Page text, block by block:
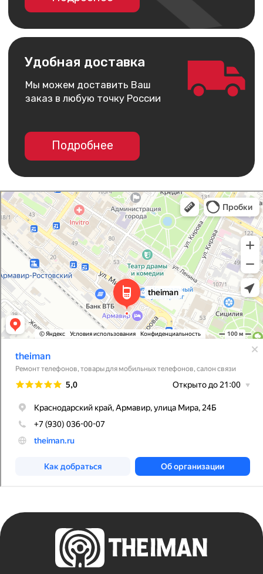
I Man
Салон связи в Армавире
Товары для мобильных телефонов в Армавире
Каталог Покупателям
У Вас остались вопросы?
Напишите нам и мы
обязательно поможем!
Мы принимаем
iPhone
MacBook
Сервис
Трейд-ин
Контакты
О компании
Рассрочка и кредит
Бонусная
программа
Instagram*
ВКонтакте
Apple Watch
AirPods
Dyson
Яндекс
Игровые консоли
Колонки
Аксессуары
Услуги
Гаджеты
Беспроводные
наушники
ИП Арутюнянц Юрий Эдуардович
ИНН 237203820704
ОГРНИП 322237500228291
Telegram